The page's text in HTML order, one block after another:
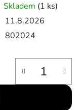
Skladem (1 ks)
11.8.2026
802024